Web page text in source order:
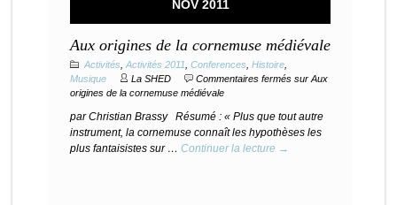
NOV 2011
Aux origines de la cornemuse médiévale
Activités Activités 2011 Conferences Histoire
Musique
La SHED Commentaires fermés sur Aux
origines de la cornemuse médiévale
par Christian Brassy Résumé : « Plus que tout autre
instrument, la cornemuse connaît les hypothèses les
plus fantaisistes sur … Continuer la lecture →